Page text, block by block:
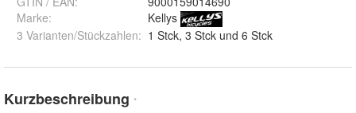
Marke:
Kellys
3 Varianten/Stückzahlen: 1 Stck, 3 Stck und 6 Stck
Kurzbeschreibung *